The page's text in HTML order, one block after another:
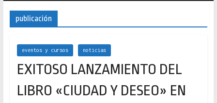
publicación
eventos y cursos noticias
EXITOSO LANZAMIENTO DEL
LIBRO «CIUDAD Y DESEO» EN